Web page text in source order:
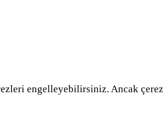
engelleyebilirsiniz. Ancak